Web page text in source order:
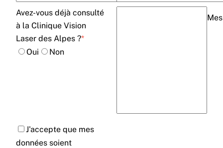
Avez-vous déjà consulté
à la Clinique Vision
Laser des Alpes ?*
Oui
Non
J'accepte que mes
données soient